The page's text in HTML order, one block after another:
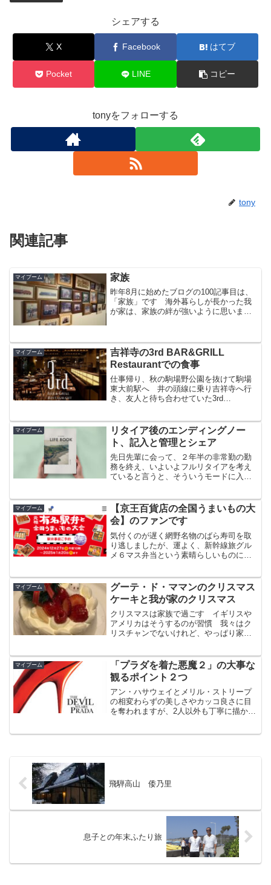
シェアする
X Facebook はてブ
Pocket LINE コピー
tonyをフォローする
tony
関連記事
マイブーム 家族
昨年8月に始めたブログの100記事目は、
「家族」です 海外暮らしが長かった我
が家は、家族の絆が強いように思いま
ことを大事に思いながら、これからの人
生を過ごしていきたいと思います
マイブーム
吉祥寺の3rd BAR&GRILL
Restaurantでの食事
仕事帰り、秋の駒場野公園を抜けて駒場
東大前駅へ 井の頭線に乗り吉祥寺へ行
き、友人と待ち合わせていた3rd
マイブーム
リタイア後のエンディングノー
ト、記入と管理とシェア
先日先輩に会って、２年半の非常勤の勤
務を終え、いよいよフルリタイアを考え
ていると言うと、そういうモードに入っ
た
マイブーム
【京王百貨店の全国うまいもの大
会】のファンです
気付くのが遅く網野名物のばら寿司を取
り逃しましたが、運よく、新幹線旅グル
メ６マス弁当という素晴らしいものに巡
駅、函館駅）の弁当を楽しめるのは素晴
らしい企画でした
マイブーム
グーテ・ド・ママンのクリスマス
ケーキと我が家のクリスマス
クリスマスは家族で過ごす イギリスや
アメリカはそうするのが習慣 我々はク
リスチャンでないけれど、やっぱり家族
マイブーム
「プラダを着た悪魔２」の大事な
観るポイント２つ
アン・ハサウェイとメリル・ストリープ
の相変わらずの美しさやカッコ良さに目
を奪われますが、2人以外も丁寧に描かれ
飛騨高山 倭乃里
息子との年末ふたり旅